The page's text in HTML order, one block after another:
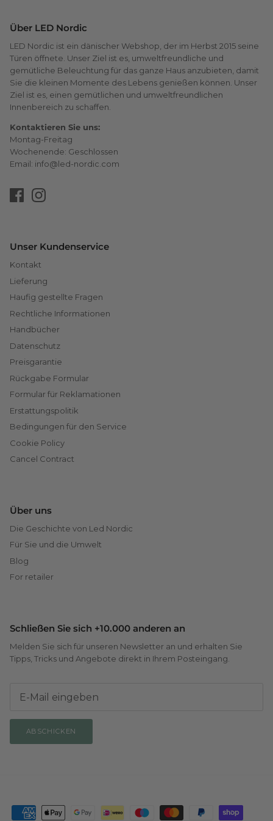
Über LED Nordic
LED Nordic ist ein dänischer Webshop, der im Herbst 2015 seine
Türen öffnete. Unser Ziel ist es, umweltfreundliche und
gemütliche Beleuchtung für das ganze Haus anzubieten, damit
Sie die kleinen Momente des Lebens genießen können. Unser
Ziel ist es, einen gemütlichen und umweltfreundlichen
Innenbereich zu schaffen.
Kontaktieren Sie uns:
Montag-Freitag
Wochenende: Geschlossen
Email: info@led-nordic.com
Unser Kundenservice
Kontakt
Lieferung
Haufig gestellte Fragen
Rechtliche Informationen
Handbücher
Datenschutz
Preisgarantie
Rückgabe Formular
Formular für Reklamationen
Erstattungspolitik
Bedingungen für den Service
Cookie Policy
Cancel Contract
Über uns
Die Geschichte von Led Nordic
Für Sie und die Umwelt
Blog
For retailer
Schließen Sie sich +10.000 anderen an
Melden Sie sich für unseren Newsletter an und erhalten Sie
Tipps, Tricks und Angebote direkt in Ihrem Posteingang.
ABSCHICKEN